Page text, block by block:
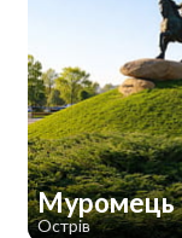
Муромець
Острів